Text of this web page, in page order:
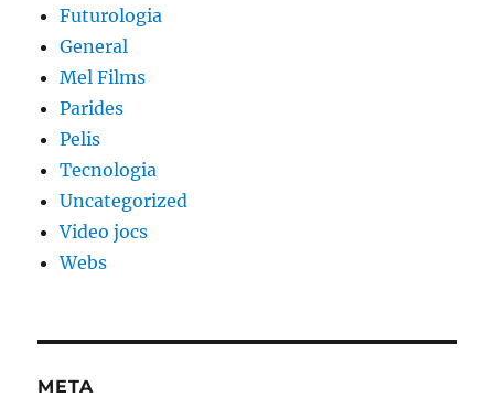
Futurologia
General
Mel Films
Parides
Pelis
Tecnologia
Uncategorized
Video jocs
Webs
META